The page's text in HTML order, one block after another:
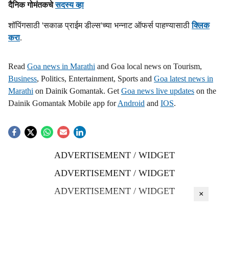
दैनिक गोमंतकचेसदस्य व्हा
शॉपिंगसाठी 'सकाळ प्राईम डील्स'च्या भन्नाट ऑफर्स पाहण्यासाठीक्लिक
करा.
Read Goa news in Marathi and Goa local news on Tourism,
Business, Politics, Entertainment, Sports and Goa latest news in
Marathi on Dainik Gomantak. Get Goa news live updates on the
Dainik Gomantak Mobile app forAndroid and IOS.
ADVERTISEMENT / WIDGET
ADVERTISEMENT / WIDGET
ADVERTISEMENT / WIDGET
×